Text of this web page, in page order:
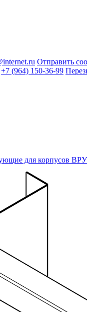
Отправить
+7 (964) 150-36-99
для корпусов